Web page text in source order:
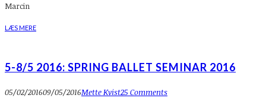
Marcin
LÆS MERE
5-8/5 2016: SPRING BALLET SEMINAR 2016
05/02/201609/05/2016Mette Kvist25 Comments